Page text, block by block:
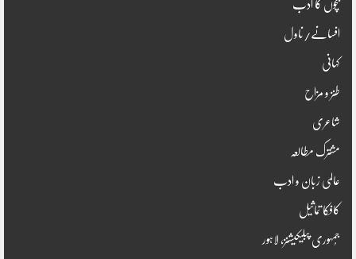
بچوں کا ادب
افسانے/ناول
کہانی
طنز و مزاح
شاعری
مشترک مطالعہ
عالمی زبان و ادب
کافکا تماثیل
جُمہوری پبلیکیشنز، لاہور